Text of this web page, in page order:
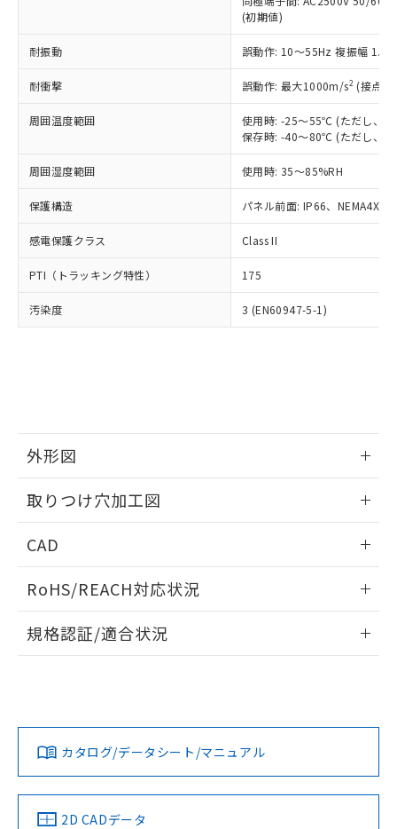
(初期値)
耐振動 誤動作: 10～55Hz 複振幅
耐衝撃 誤動作: 最大1000m/s2 (接点
周囲温度範囲
使用時: -25～55℃ (ただし、氷
保存時: -40～80℃ (ただし、氷
周囲湿度範囲 使用時: 35～85%RH
保護構造 パネル前面: IP66、NEMA4X,
感電保護クラス Class II
PTI（トラッキング特性） 175
汚染度 3 (EN60947-5-1)
外形図
取りつけ穴加工図
CAD
ドすることができます。
ログイン/会員登録
ダウンロードデータをご利用いただく前に、以下を必ずお読
みください。
ソフトウェアの使用条件
RoHS/REACH対応状況
EU RoHS 注意事項・凡例
対応済み
中国 RoHS 注意事項・凡例
規格認証/適合状況
LR型式承認
（イギリス
船舶規格）
DNV型式承認
（ノルウェー
BV型式承認
（フランス
KR型式
（韓国
カタログ/データシート/マニュアル
2D CADデータ
正式な納期状況および標準価格はお客
様のお取引先、またはお客様担当のオ
ムロン制御機器販売店・当社販売員に
オムロン制御機器販売店や当社販売拠
販売ネットワーク
」をご確認
事前の承諾なく第三者に漏洩または開
示しないようお願いします。
マイパーツ機能（部品リスト作成サー
ビス）をご利用いただくには、I-Web
メンバーズにご登録されている必要が
あります。
お客様が当ウェブサイト上で当社にご
登録された部品リストについて、当社
および当社の共同利用者が、当社の製
(PBDE) 1000ppm以下、フタル酸ビス(2-エチルヘキシ
ル) (DEHP)(別名：DOP) 1000ppm以下、フタル酸ブチ
（DBP） 1000ppm以下、フタル酸ジイソブチル
但し、RoHS指令で産業用監視および制御機器に対する
フタル酸エステル類の４物質については閾値を超える意
図的な使用がないことを確認しています。
※2 対応予定月
部品在庫の切り替え状況などにより、予定
月が前後することがあります。
※3 非含有証明書ダウンロード
※本証明書は発行日時点で非含有を証明す
るもので、過去に遡って非含有を証明する
また、RoHS指令のフタル酸エステル類４
物質の対応では、対応完了までの期間は出
荷製品に未対応品が混在することから備考
既に当社にて対応品への在庫切替を完了
していることから、特段のことがない限
り、2022年1月12日より割愛しておりま
ニル類) : 1000ppm、 PBDEs(ポリ臭化ジフェニルエーテ
イソブチル) : 1000ppm、 BBP(フタル酸ブチルベンジ
DEHP(フタル酸ビス(2-エチルヘキシル)) : 1000ppm
「ｅ」：有害物質（10物質）のすべてが基
準値以下であることを示します。
「10」：通常の使用状況下において有害物
質が外部に漏えいし、環境に深刻な影響を
及ぼさない年数を意味します。
い合わせください。
当社は規制貨物を破棄する場合は、完
全に破砕するなど、違法に輸出されな
いよう必要な手段を講じます。
当社は貴社製品を、核兵器、ミサイ
ル、化学兵器、生物兵器またはその他
武器並びにこれらの製造装置等に一切
当社は、貴社製品を第三者に販売する
場合は、上記1、2および3の内容を当
該第三者に通知します。また当社は、
販売先および販売に係わる関係者が違
り引きをいたしません。
一定数以上の在庫あり
一定数には満たないが在庫あり
在庫なし(最新の在庫状況につ
いては、お客様のお取引先、ま
たはお客様担当のオムロン制御
機器販売店・当社販売員にご確
白
受注生産機種、また在庫状況の
情報を公開していない機種